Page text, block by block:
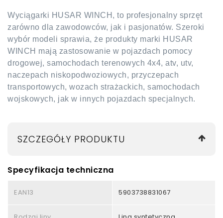
Wyciągarki HUSAR WINCH, to profesjonalny sprzęt
zarówno dla zawodowców, jak i pasjonatów. Szeroki
wybór modeli sprawia, że produkty marki HUSAR
WINCH mają zastosowanie w pojazdach pomocy
drogowej, samochodach terenowych 4x4, atv, utv,
naczepach niskopodwoziowych, przyczepach
transportowych, wozach strażackich, samochodach
wojskowych, jak w innych pojazdach specjalnych.
SZCZEGÓŁY PRODUKTU
Specyfikacja techniczna
EAN13 5903738831067